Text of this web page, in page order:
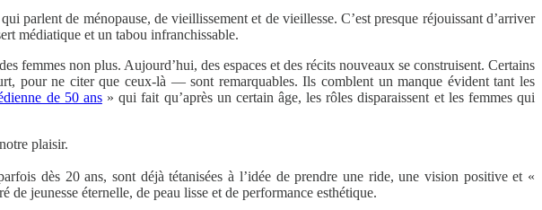
parlent de ménopause, de vieillissement et de vieillesse. C’est presque réjouissant d’arriver
médiatique et un tabou infranchissable.
femmes non plus. Aujourd’hui, des espaces et des récits nouveaux se construisent. Certains
pour ne citer que ceux-là — sont remarquables. Ils comblent un manque évident tant les
de 50 ans» qui fait qu’après un certain âge, les rôles disparaissent et les femmes qui
plaisir.
dès 20 ans, sont déjà tétanisées à l’idée de prendre une ride, une vision positive et «
jeunesse éternelle, de peau lisse et de performance esthétique.